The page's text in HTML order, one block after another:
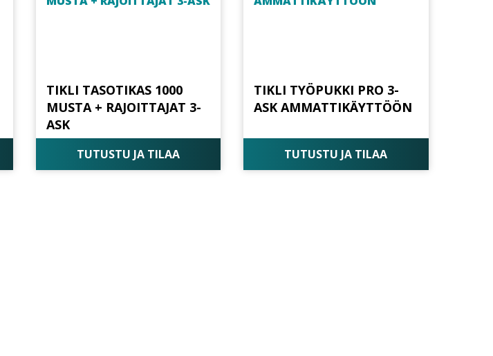
TIKLI TASOTIKAS 1000
MUSTA + RAJOITTAJAT 3-
ASK
TUTUSTU JA TILAA
TIKLI TYÖPUKKI PRO 3-
ASK AMMATTIKÄYTTÖÖN
TUTUSTU JA TILAA